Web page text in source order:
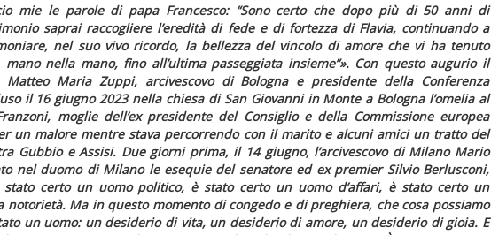
mie le parole di papa Francesco: “Sono certo che dopo più di 50 anni di
saprai raccogliere l’eredità di fede e di fortezza di Flavia, continuando a
nel suo vivo ricordo, la bellezza del vincolo di amore che vi ha tenuto
nella mano, fino all’ultima passeggiata insieme”». Con questo augurio il
Matteo Maria Zuppi, arcivescovo di Bologna e presidente della Conferenza
il 16 giugno 2023 nella chiesa di San Giovanni in Monte a Bologna l’omelia al
moglie dell’ex presidente del Consiglio e della Commissione europea
un malore mentre stava percorrendo con il marito e alcuni amici un tratto del
Gubbio e Assisi. Due giorni prima, il 14 giugno, l’arcivescovo di Milano Mario
nel duomo di Milano le esequie del senatore ed expremierSilvio Berlusconi,
stato certo un uomo politico, è stato certo un uomo d’affari, è stato certo un
Ma in questo momento di congedo e di preghiera, che cosa possiamo
un uomo: un desiderio di vita, un desiderio di amore, un desiderio di gioia. E